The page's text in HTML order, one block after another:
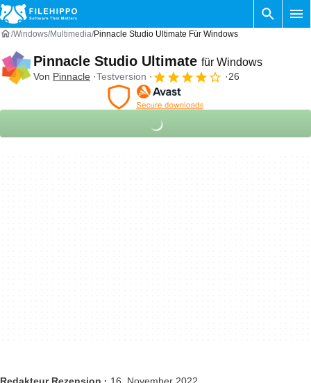
Windows Multimedia Pinnacle Studio Ultimate Für Windows
Pinnacle Studio Ultimate für Windows
Von Pinnacle Testversion 26